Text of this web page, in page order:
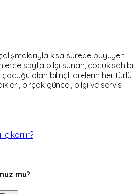
kısa sürede büyüyen
sayfa bilgi sunan, çocuk sahibi
çocuğu olan bilinçli ailelerin her türlü
birçok güncel, bilgi ve servis
mu?